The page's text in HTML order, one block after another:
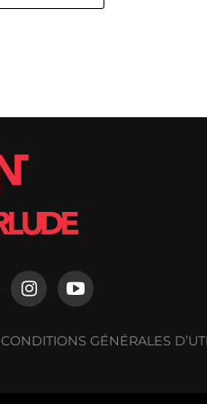
CONDITIONS GÉNÉRALES